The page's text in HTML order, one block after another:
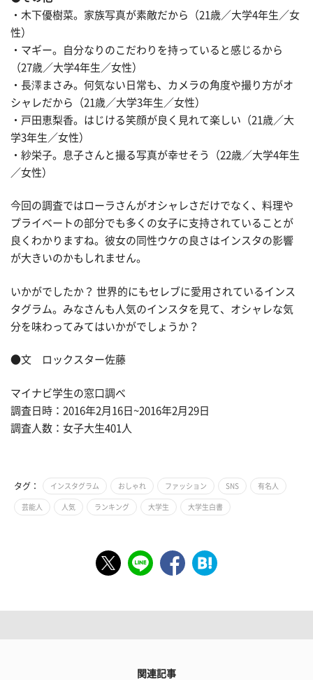
・木下優樹菜。家族写真が素敵だから（21歳／大学4年生／女
性）
・マギー。自分なりのこだわりを持っていると感じるから
（27歳／大学4年生／女性）
・長澤まさみ。何気ない日常も、カメラの角度や撮り方がオ
シャレだから（21歳／大学3年生／女性）
・戸田恵梨香。はじける笑顔が良く見れて楽しい（21歳／大
学3年生／女性）
・紗栄子。息子さんと撮る写真が幸せそう（22歳／大学4年生
／女性）
今回の調査ではローラさんがオシャレさだけでなく、料理や
プライベートの部分でも多くの女子に支持されていることが
良くわかりますね。彼女の同性ウケの良さはインスタの影響
が大きいのかもしれません。
いかがでしたか？ 世界的にもセレブに愛用されているインス
タグラム。みなさんも人気のインスタを見て、オシャレな気
分を味わってみてはいかがでしょうか？
●文 ロックスター佐藤
マイナビ学生の窓口調べ
調査日時：2016年2月16日~2016年2月29日
調査人数：女子大生401人
タグ： インスタグラム おしゃれ ファッション SNS 有名人
芸能人 人気 ランキング 大学生 大学生白書
関連記事